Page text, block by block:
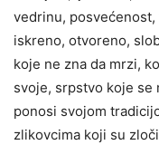
vedrinu,
iskreno, otvoreno,
koje ne zna da mrzi,
svoje, srpstvo koje se
ponosi svojom
zlikovcima koji su